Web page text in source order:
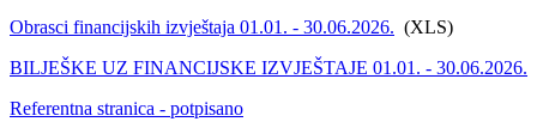
Obrasci financijskih izvještaja 01.01. - 30.06.2026. (XLS)
BILJEŠKE UZ FINANCIJSKE IZVJEŠTAJE 01.01. - 30.06.2026.
Referentna stranica - potpisano